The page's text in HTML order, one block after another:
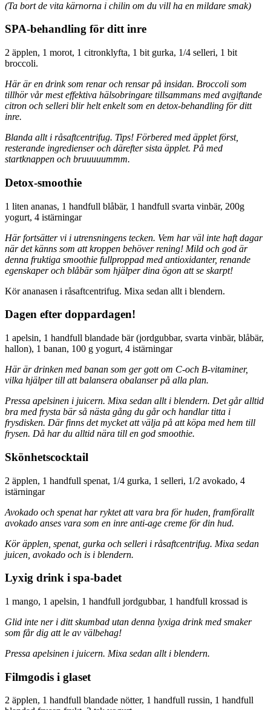
(Ta bort de vita kärnorna i chilin om du vill ha en mildare smak)
SPA-behandling för ditt inre
2 äpplen, 1 morot, 1 citronklyfta, 1 bit gurka, 1/4 selleri, 1 bit
broccoli.
Här är en drink som renar och rensar på insidan. Broccoli som
tillhör vår mest effektiva hälsobringare tillsammans med avgiftande
citron och selleri blir helt enkelt som en detox-behandling för ditt
inre.
Blanda allt i råsaftcentrifug. Tips! Förbered med äpplet först,
resterande ingredienser och därefter sista äpplet. På med
startknappen och bruuuuummm.
Detox-smoothie
1 liten ananas, 1 handfull blåbär, 1 handfull svarta vinbär, 200g
yogurt, 4 istärningar
Här fortsätter vi i utrensningens tecken. Vem har väl inte haft dagar
när det känns som att kroppen behöver rening! Mild och god är
denna fruktiga smoothie fullproppad med antioxidanter, renande
egenskaper och blåbär som hjälper dina ögon att se skarpt!
Kör ananasen i råsaftcentrifug. Mixa sedan allt i blendern.
Dagen efter doppardagen!
1 apelsin, 1 handfull blandade bär (jordgubbar, svarta vinbär, blåbär,
hallon), 1 banan, 100 g yogurt, 4 istärningar
Här är drinken med banan som ger gott om C-och B-vitaminer,
vilka hjälper till att balansera obalanser på alla plan.
Pressa apelsinen i juicern. Mixa sedan allt i blendern. Det går alltid
bra med frysta bär så nästa gång du går och handlar titta i
frysdisken. Där finns det mycket att välja på att köpa med hem till
frysen. Då har du alltid nära till en god smoothie.
Skönhetscocktail
2 äpplen, 1 handfull spenat, 1/4 gurka, 1 selleri, 1/2 avokado, 4
istärningar
Avokado och spenat har ryktet att vara bra för huden, framförallt
avokado anses vara som en inre anti-age creme för din hud.
Kör äpplen, spenat, gurka och selleri i råsaftcentrifug. Mixa sedan
juicen, avokado och is i blendern.
Lyxig drink i spa-badet
1 mango, 1 apelsin, 1 handfull jordgubbar, 1 handfull krossad is
Glid inte ner i ditt skumbad utan denna lyxiga drink med smaker
som får dig att le av välbehag!
Pressa apelsinen i juicern. Mixa sedan allt i blendern.
Filmgodis i glaset
2 äpplen, 1 handfull blandade nötter, 1 handfull russin, 1 handfull